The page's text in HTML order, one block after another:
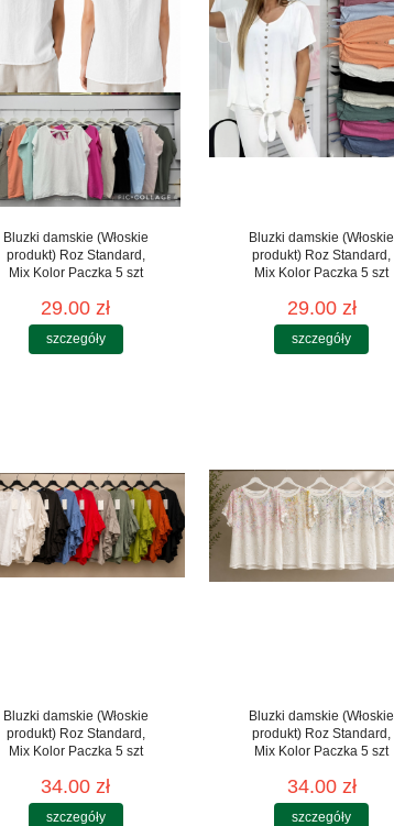
Bluzki damskie (Włoskie
produkt) Roz Standard,
Mix Kolor Paczka 5 szt
29.00 zł
szczegóły
Bluzki damskie (Włoskie
produkt) Roz Standard,
Mix Kolor Paczka 5 szt
29.00 zł
szczegóły
Bluzki damskie (Włoskie
produkt) Roz Standard,
Mix Kolor Paczka 5 szt
34.00 zł
szczegóły
Bluzki damskie (Włoskie
produkt) Roz Standard,
Mix Kolor Paczka 5 szt
34.00 zł
szczegóły